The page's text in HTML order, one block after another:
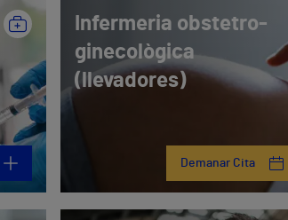
Infermeria obstetro-
ginecològica
(llevadores)
Demanar Cita